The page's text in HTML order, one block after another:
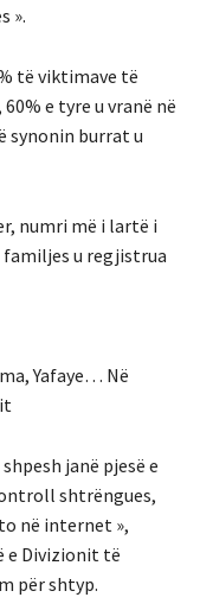
».
të viktimave të
e tyre u vranë në
synonin burrat u
numri më i lartë i
u regjistrua
Yafaye… Në
janë pjesë e
shtrëngues,
në internet »,
e Divizionit të
për shtyp.